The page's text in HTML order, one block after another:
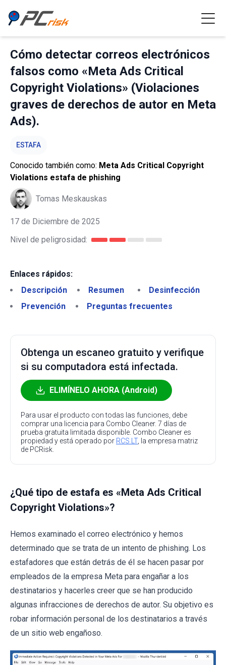
Cómo detectar correos electrónicos
falsos como «Meta Ads Critical
Copyright Violations» (Violaciones
graves de derechos de autor en Meta
Ads).
ESTAFA
Conocido también como: Meta Ads Critical Copyright
Violations estafa de phishing
Tomas Meskauskas
17 de Diciembre de 2025
Nivel de peligrosidad:
Enlaces rápidos:
Descripción
Resumen
Desinfección
Prevención
Preguntas frecuentes
Obtenga un escaneo gratuito y verifique
si su computadora está infectada.
ELIMÍNELO AHORA (Android)
Para usar el producto con todas las funciones, debe
comprar una licencia para Combo Cleaner. 7 días de
prueba gratuita limitada disponible. Combo Cleaner es
propiedad y está operado por RCS LT, la empresa matriz
de PCRisk.
¿Qué tipo de estafa es «Meta Ads Critical
Copyright Violations»?
Hemos examinado el correo electrónico y hemos
determinado que se trata de un intento de phishing. Los
estafadores que están detrás de él se hacen pasar por
empleados de la empresa Meta para engañar a los
destinatarios y hacerles creer que se han producido
algunas infracciones de derechos de autor. Su objetivo es
robar información personal de los destinatarios a través
de un sitio web engañoso.